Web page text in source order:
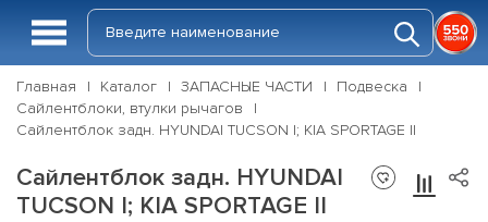
Главная Каталог ЗАПАСНЫЕ ЧАСТИ
Подвеска
Сайлентблоки, втулки рычагов
Сайлентблок задн. HYUNDAI TUCSON I; KIA SPORTAGE II
Сайлентблок задн. HYUNDAI
TUCSON I; KIA SPORTAGE II